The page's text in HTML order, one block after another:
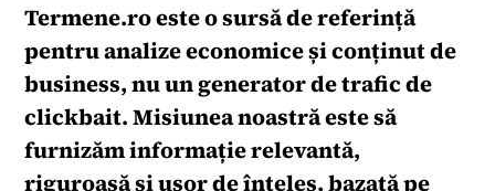
Termene.roeste o sursă de referință
pentru analize economice și conținut de
business, nu un generator de trafic de
clickbait. Misiunea noastră este să
furnizăm informație relevantă,
riguroasă și ușor de înțeles, bazată pe